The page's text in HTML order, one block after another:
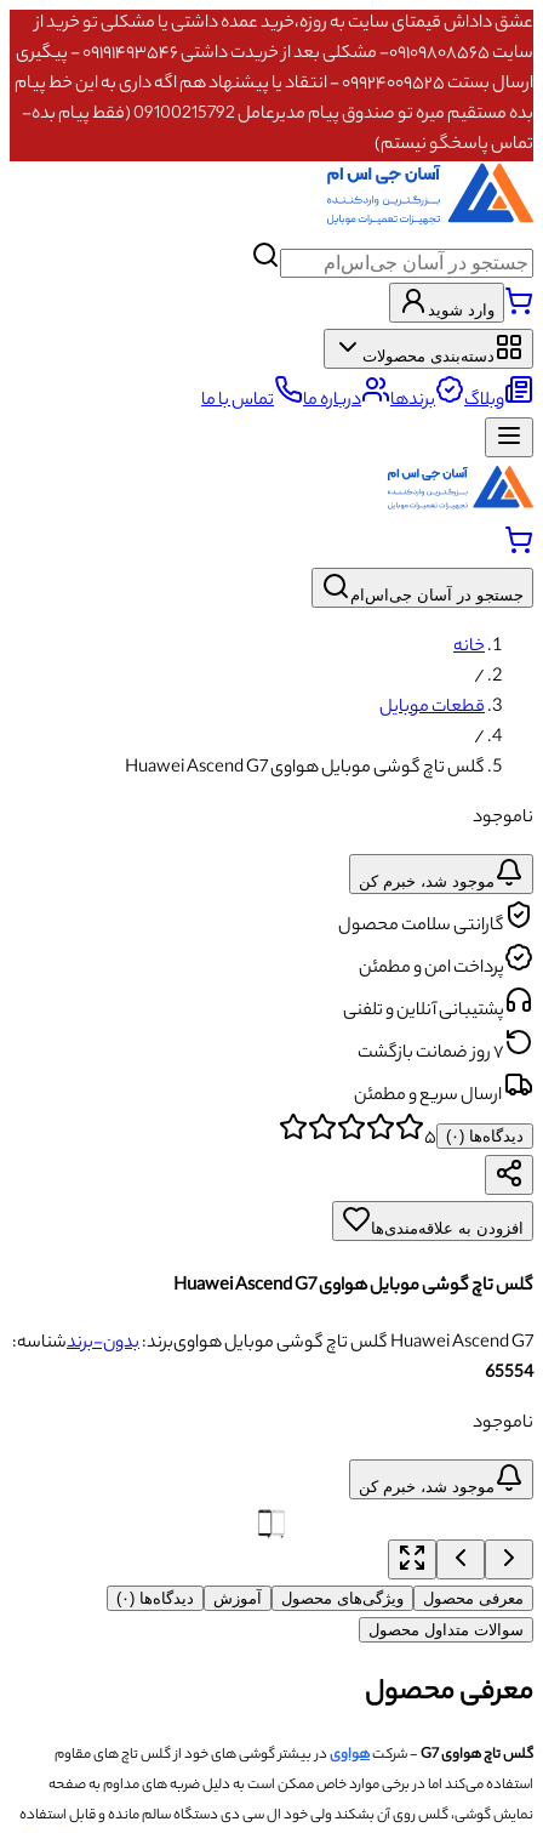
عشق داداش قیمتای سایت به روزه،خرید عمده داشتی یا مشکلی تو خرید از
سایت ۰۹۱۰۹۸۰۸۵۶۵- مشکلی بعد از خریدت داشتی ۰۹۱۹۱۴۹۳۵۴۶ - پیگیری
ارسال بستت ۰۹۹۲۴۰۰۹۵۲۵ - انتقاد یا پیشنهاد هم اگه داری به این خط پیام
بده مستقیم میره تو صندوق پیام مدیرعامل 09100215792 (فقط پیام بده-
تماس پاسخگو نیستم)
وارد شوید
دسته‌بندی محصولات
وبلاگ برندها درباره ما تماس با ما
جستجو در آسان جی‌اس‌ام
خانه
/
قطعات موبایل
/
گلس تاچ گوشی موبایل هواوی Huawei Ascend G7
ناموجود
موجود شد، خبرم کن
گارانتی سلامت محصول
پرداخت امن و مطمئن
پشتیبانی آنلاین و تلفنی
۷ روز ضمانت بازگشت
ارسال سریع و مطمئن
دیدگاه‌ها (۰) ۵
افزودن به علاقه‌مندی‌ها
گلس تاچ گوشی موبایل هواوی Huawei Ascend G7
گلس تاچ گوشی موبایل هواوی Huawei Ascend G7
برند:بدون-برندشناسه:
65554
ناموجود
موجود شد، خبرم کن
معرفی محصول ویژگی‌های محصول آموزش
دیدگاه‌ها (۰)
سوالات متداول محصول
معرفی محصول
گلس تاچ هواوی G7 - شرکتهواویدر بیشتر گوشی های خود از گلس تاچ های مقاوم
استفاده می‌کند اما در برخی موارد خاص ممکن است به دلیل ضربه های مداوم به صفحه
نمایش گوشی، گلس روی آن بشکند ولی خود ال سی دی دستگاه سالم مانده و قابل استفاده